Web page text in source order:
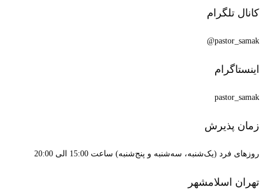
کانال تلگرام
pastor_samak@
اینستاگرام
pastor_samak
زمان پذیرش
روزهای فرد (یک‌شنبه، سه‌شنبه و پنج‌شنبه) ساعت 15:00 الی 20:00
تهران اسلامشهر